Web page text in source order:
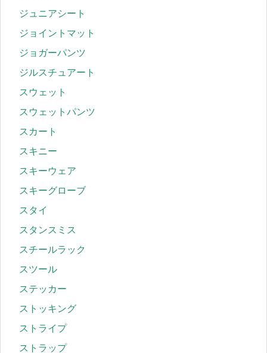
ジュニアシート
ジョイントマット
ジョガーパンツ
ジルスチュアート
スウェット
スウェットパンツ
スカート
スキニー
スキーウェア
スキーグローブ
スタイ
スタンスミス
スチールラック
スツール
ステッカー
ストッキング
ストライプ
ストラップ